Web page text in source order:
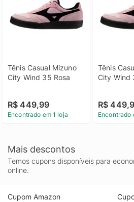
Tênis Casual Mizuno
City Wind 35 Rosa
R$ 449,99
Encontrado em 1 loja
Tênis
City Wind
R$
Encontrado
Mais descontos
Temos cupons disponíveis para
online.
Cupom Amazon